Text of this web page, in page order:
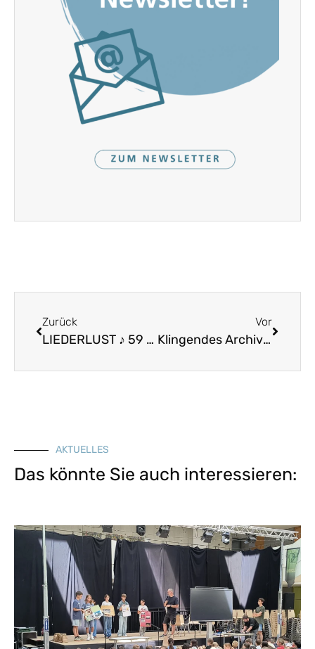
Zurück
LIEDERLUST ♪ 59 – Goldnes Blatt vom Himmelsbaum
Vor
Klingendes Archiv 1 – Schottische aus der Handschrift von Karl Stauber
AKTUELLES
Das könnte Sie auch interessieren: